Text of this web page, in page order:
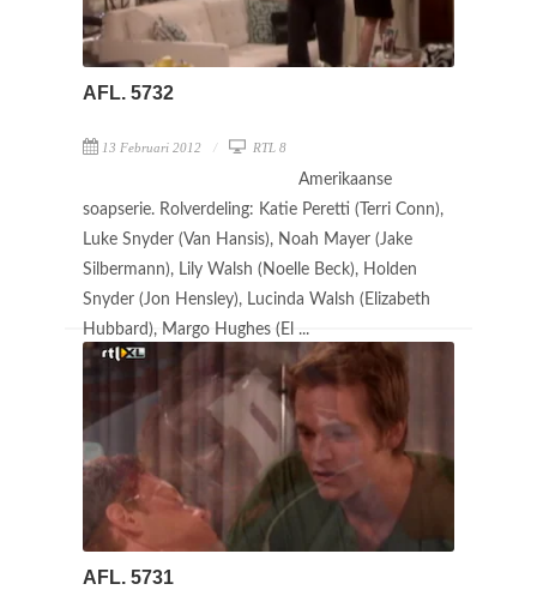
AFL. 5732
13 Februari 2012 RTL 8
Amerikaanse
soapserie. Rolverdeling: Katie Peretti (Terri Conn),
Luke Snyder (Van Hansis), Noah Mayer (Jake
Silbermann), Lily Walsh (Noelle Beck), Holden
Snyder (Jon Hensley), Lucinda Walsh (Elizabeth
Hubbard), Margo Hughes (El ...
AFL. 5731